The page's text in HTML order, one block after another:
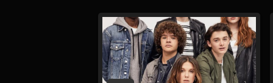
Saúde e Medicina